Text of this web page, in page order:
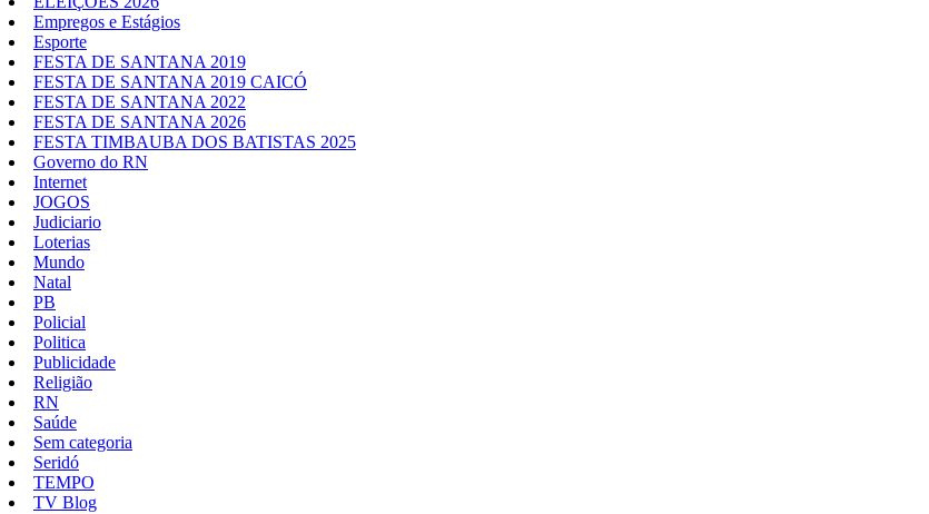
Empregos e Estágios
Esporte
FESTA DE SANTANA 2019
FESTA DE SANTANA 2019 CAICÓ
FESTA DE SANTANA 2022
FESTA DE SANTANA 2026
FESTA TIMBAUBA DOS BATISTAS 2025
Governo do RN
Internet
JOGOS
Judiciario
Loterias
Mundo
Natal
PB
Policial
Politica
Publicidade
Religião
RN
Saúde
Sem categoria
Seridó
TEMPO
TV Blog